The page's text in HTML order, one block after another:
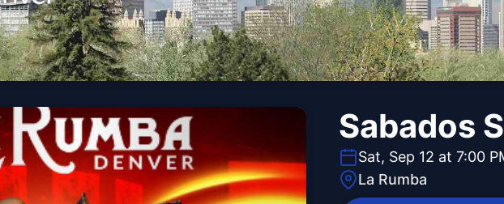
Sabados
Sat, Sep 12 at 7:00
La Rumba